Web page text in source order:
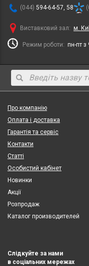
(044) 594-64-57, 58
Виставковий зал: м.
Режим роботи: пн-пт
Про компанію
Оплата і доставка
Гарантія та сервіс
Контакти
Статті
Особистий кабінет
Новинки
Акції
Розпродаж
Каталог производителей
Слідкуйте за нами
в соціальних мережах